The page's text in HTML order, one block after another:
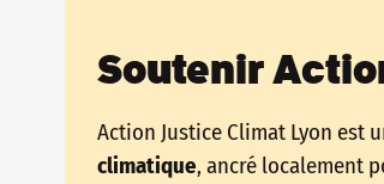
Soutenir
Action Justice Climat Lyon est
climatique, ancré localement